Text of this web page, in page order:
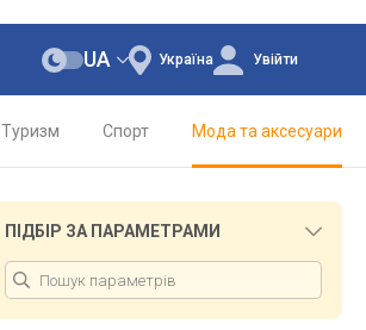
Україна
UA Увійти
Туризм Спорт Мода та аксесуари
ПІДБІР ЗА ПАРАМЕТРАМИ